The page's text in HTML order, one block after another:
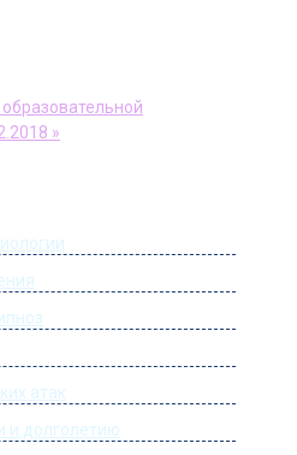
»
атак
и долголетию